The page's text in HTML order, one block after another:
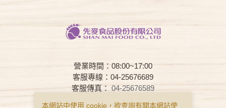
營業時間：08:00~17:00
客服專線：04-25676689
客服傳真： 04-25676589
本網站中使用 cookie，欲查詢有關本網站使